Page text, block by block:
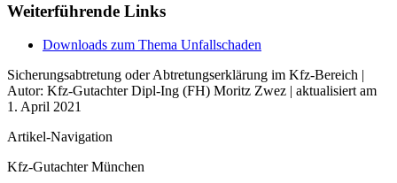
Weiterführende Links
Downloads zum Thema Unfallschaden
Sicherungsabtretung oder Abtretungserklärung im Kfz-Bereich |
Autor: Kfz-Gutachter Dipl-Ing (FH) Moritz Zwez | aktualisiert am
1. April 2021
Artikel-Navigation
Kfz-Gutachter München